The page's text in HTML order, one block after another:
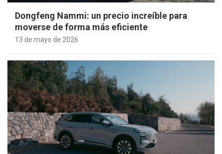
Dongfeng Nammi: un precio increíble para
moverse de forma más eficiente
13 de mayo de 2026